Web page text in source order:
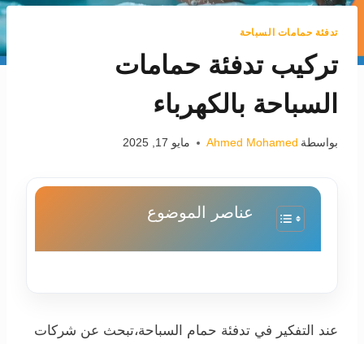
تدفئة حمامات السباحة
تركيب تدفئة حمامات
السباحة بالكهرباء
بواسطة Ahmed Mohamed مايو 17, 2025
عناصر الموضوع
عند التفكير في تدفئة حمام السباحة،تبحث عن شركات